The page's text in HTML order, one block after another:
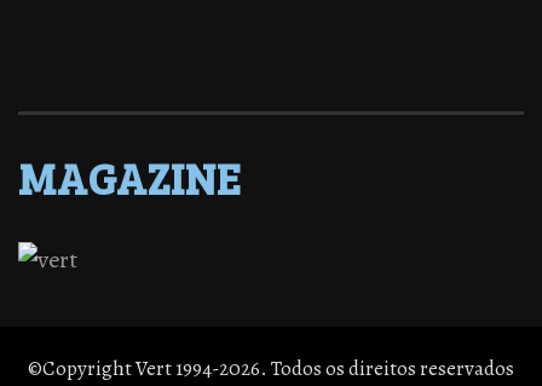
MAGAZINE
©Copyright Vert 1994-2026. Todos os direitos reservados